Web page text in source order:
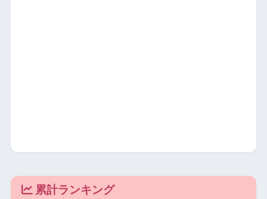
累計ランキング